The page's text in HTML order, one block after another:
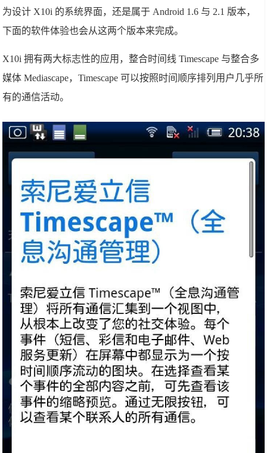
为设计 X10i 的系统界面，还是属于 Android 1.6 与 2.1 版本，
下面的软件体验也会从这两个版本来完成。
X10i 拥有两大标志性的应用，整合时间线 Timescape 与整合多
媒体 Mediascape，Timescape 可以按照时间顺序排列用户几乎所
有的通信活动。